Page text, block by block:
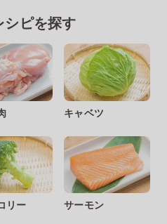
シピを探す
キャベツ
リー サーモン